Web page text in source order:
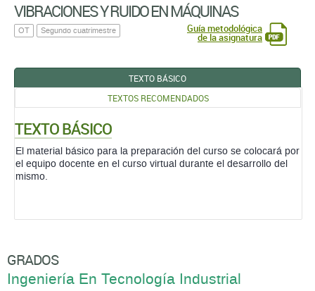
VIBRACIONES Y RUIDO EN MÁQUINAS
OT Segundo cuatrimestre Guía metodológica
de la asignatura
TEXTO BÁSICO
TEXTOS RECOMENDADOS
TEXTO BÁSICO
El material básico para la preparación del curso se colocará por
el equipo docente en el curso virtual durante el desarrollo del
mismo.
GRADOS
Ingeniería En Tecnología Industrial